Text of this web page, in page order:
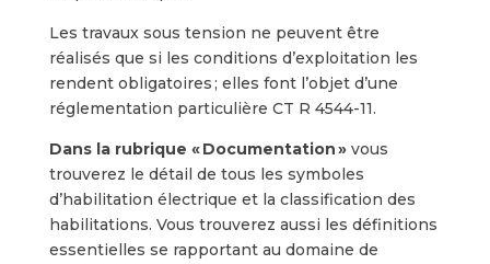
Les travaux sous tension ne peuvent être
réalisés que si les conditions d’exploitation les
rendent obligatoires; elles font l’objet d’une
réglementation particulière CT R 4544-11.
Dans la rubrique « Documentation »vous
trouverez le détail de tous les symboles
d’habilitation électrique et la classification des
habilitations. Vous trouverez aussi les définitions
essentielles se rapportant au domaine de